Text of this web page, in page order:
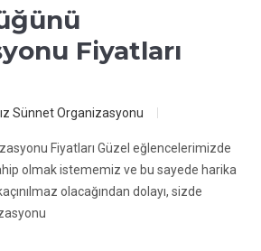
Fiyatları
Sünnet Organizasyonu
Fiyatları Güzel eğlencelerimizde
olmak istememiz ve bu sayede harika
olacağından dolayı, sizde